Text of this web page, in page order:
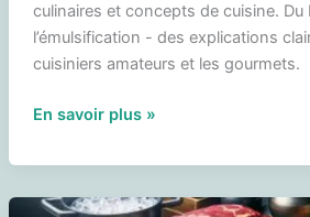
culinaires et concepts de cuisine. Du
l’émulsification - des explications
cuisiniers amateurs et les gourmets.
Termes
-
Signification
En savoir plus »